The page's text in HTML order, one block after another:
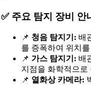
✅ 주요 탐지 장비 안
📌 청음 탐지기: 배
를 증폭하여 위치
📌 가스 탐지기: 배
지점을 화학적으로
📌 열화상 카메라: